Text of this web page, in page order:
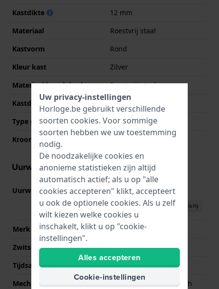
Kastdikte
12 mm
Materiaal
Roestvrij staal
Kastvorm
Rond
Kleur kast
Zilver
Materiaal kastdeksel
Roestvrij staal
Kastdeksel
Doorzichtig
Type glas
Mineraal
Kroon
Uurwerk informatie
Uurwerk nr. F6724( Bekijk specificaties
Download handboek (English)
Merk uurwerk
Orient
Zwitsers uurwerk
Nee
Tijdsaanduiding
Analoog
Mechanisme
Mechanisch automatisch
Uw privacy-instellingen
Horloge.be gebruikt verschillende
soorten cookies. Voor sommige
soorten hebben we uw toestemming
nodig.
De noodzakelijke cookies en
anonieme statistieken zijn altijd
automatisch actief; als u op "alle
cookies accepteren" klikt, accepteert
u ook de optionele cookies. Als u zelf
wilt kiezen welke cookies u
inschakelt, klikt u op "cookie-
instellingen".
Alles accepteren
Cookie-instellingen